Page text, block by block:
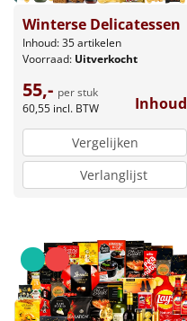
Winterse Delicatessen
Inhoud: 35 artikelen
Voorraad: Uitverkocht
55,- per stuk
60,55 incl. BTW Inhoud
Vergelijken
Verlanglijst